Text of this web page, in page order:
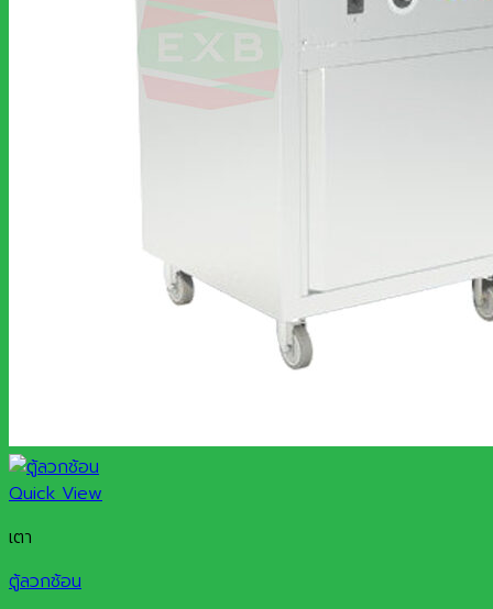
Quick View
เตา
ตู้ลวกช้อน